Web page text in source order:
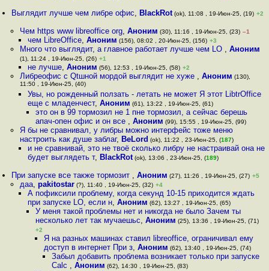
Выглядит лучше чем либре офис, BlackRot (ok), 11:08 , 19-Июн-25, (19) +2
Чем https www libreoffice org, Аноним (30), 11:16 , 19-Июн-25, (23) –1
чем LibreOffice, Аноним (156), 08:02 , 20-Июн-25, (156) +3
Много что выглядит, а главное работает лучше чем LO , Аноним
(1), 11:24 , 19-Июн-25, (26) +1
не лучше, Аноним (56), 12:53 , 19-Июн-25, (58) +2
Либреофис с Qtшной мордой выглядит не хуже , Аноним (130),
11:50 , 19-Июн-25, (40)
Увы, но рожденный ползать - летать не может Я этот LibtrOffice
еще с младенчест, Аноним (61), 13:22 , 19-Июн-25, (61)
это он в 99 тормозил не 1 пне тормозил, а сейчас берешь
апач-опен офис и он все ,Аноним (99), 15:55 , 19-Июн-25, (99)
Я бы не сравнивал, у либры можно интерфейс тоже меню
настроить как душе заблаг, BeLord (ok), 11:22 , 23-Июн-25, (187)
и не сравнивай, это не твоё сколько либру не настраивай она не
будет выглядеть т, BlackRot(ok), 13:06 , 23-Июн-25, (189)
При запуске все также тормозит ,Аноним (27), 11:26 , 19-Июн-25, (27) +5
даа, pakitostar(?), 11:40 , 19-Июн-25, (32) +4
А пофиксили проблему, когда секунд 10-15 приходится ждать
при запуске LO, если н, Аноним (62), 13:27 , 19-Июн-25, (65)
У меня такой проблемы нет и никогда не было Зачем ты
несколько лет так мучаешьс,Аноним (25), 13:36 , 19-Июн-25, (71)
+2
Я на разных машинах ставил libreoffice, ограничивал ему
доступ в интернет При з, Аноним (62), 13:40 , 19-Июн-25, (74)
Забыл добавить проблема возникает только при запуске
Calc , Аноним (62), 14:30 , 19-Июн-25, (83)